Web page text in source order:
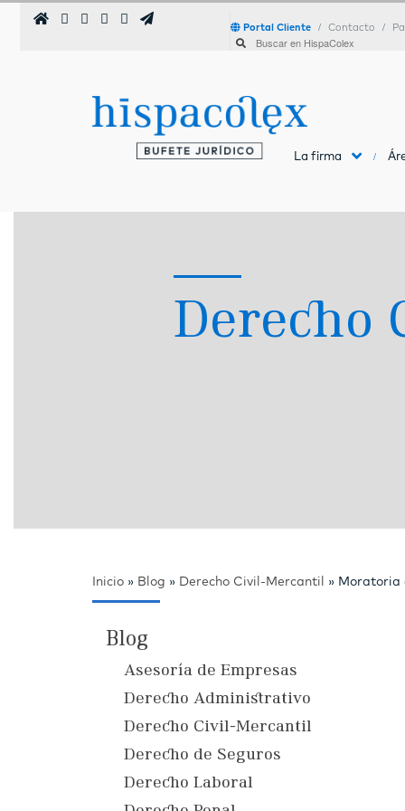
Portal Cliente Contacto
La firma
Derecho
Inicio » Blog » Derecho Civil-Mercantil » Moratoria
Blog
Asesoría de Empresas
Derecho Administrativo
Derecho Civil-Mercantil
Derecho de Seguros
Derecho Laboral